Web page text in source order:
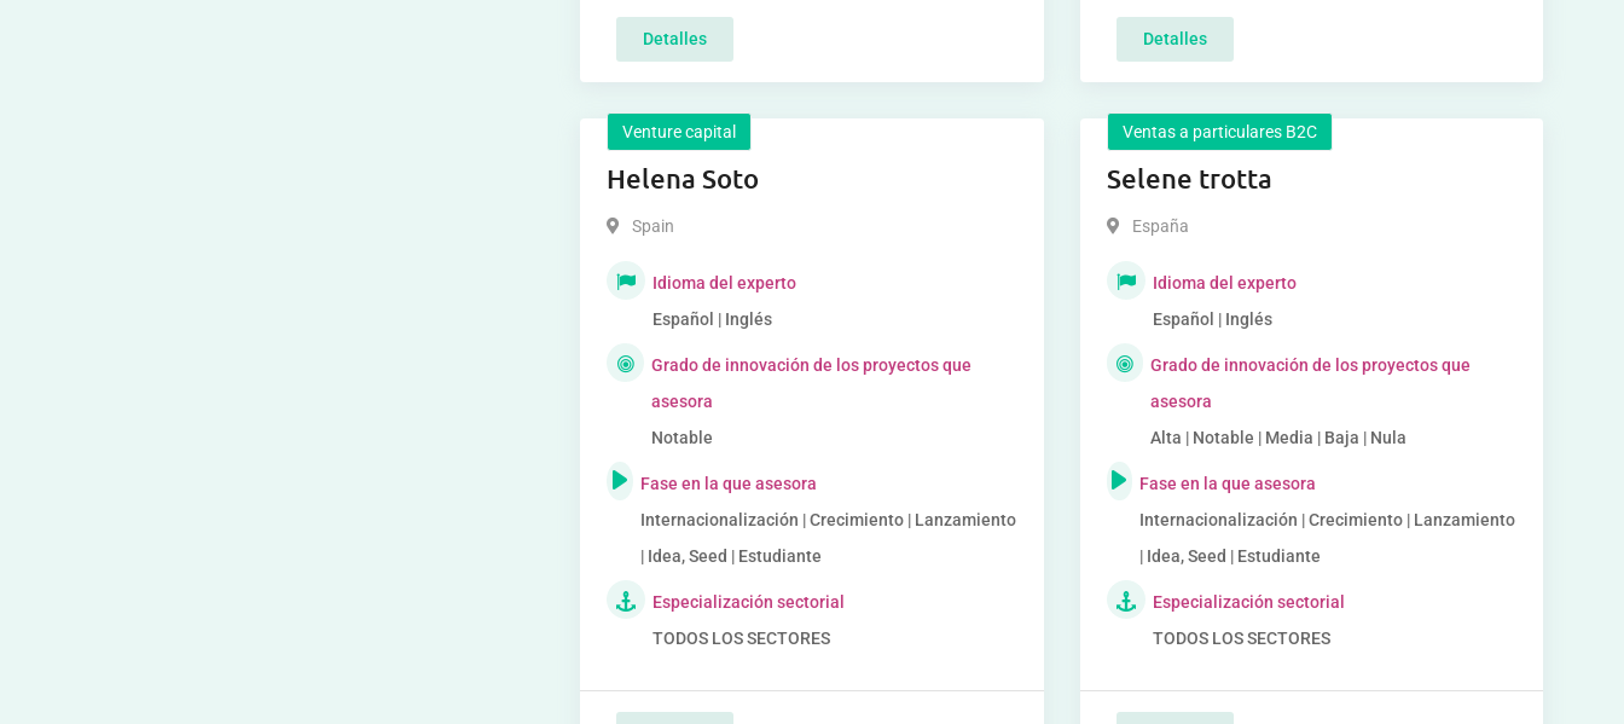
Detalles Detalles
Venture capital
Helena Soto
Spain
Idioma del experto
Español | Inglés
Grado de innovación de los proyectos que
asesora
Notable
Fase en la que asesora
Internacionalización | Crecimiento | Lanzamiento
| Idea, Seed | Estudiante
Especialización sectorial
TODOS LOS SECTORES
Ventas a particulares B2C
Selene trotta
España
Idioma del experto
Español | Inglés
Grado de innovación de los proyectos que
asesora
Alta | Notable | Media | Baja | Nula
Fase en la que asesora
Internacionalización | Crecimiento | Lanzamiento
| Idea, Seed | Estudiante
Especialización sectorial
TODOS LOS SECTORES